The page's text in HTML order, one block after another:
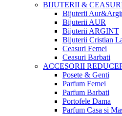
BIJUTERII &
Bijuterii
Bijuterii AUR
Bijuterii ARGINT
Bijuterii Cristian
Ceasuri Femei
Ceasuri Barbati
ACCESORII
Posete & Genti
Parfum Femei
Parfum Barbati
Portofele Dama
Parfum Casa si